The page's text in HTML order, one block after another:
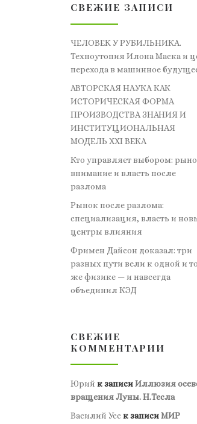
СВЕЖИЕ ЗАПИСИ
ЧЕЛОВЕК У РУБИЛЬНИКА.
Техноутопия Илона Маска и
перехода в машинное
АВТОРСКАЯ НАУКА КАК
ИСТОРИЧЕСКАЯ ФОРМА
ПРОИЗВОДСТВА ЗНАНИЯ И
ИНСТИТУЦИОНАЛЬНАЯ
МОДЕЛЬ XXI ВЕКА
Кто управляет выбором:
внимание и власть после
разлома
Рынок после разлома:
специализация, власть и
центры влияния
Фримен Дайсон доказал: три
разных пути вели к одной и
же физике — и навсегда
объединил КЭД
СВЕЖИЕ
КОММЕНТАРИИ
Юрий к записиИллюзия
вращения Луны. Н.Тесла
Василий Усс к записиМИР